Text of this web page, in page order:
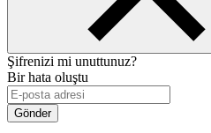
Şifrenizi mi unuttunuz?
Bir hata oluştu
Gönder